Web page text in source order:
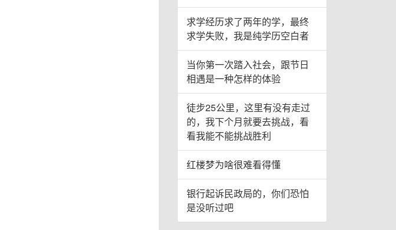
求学经历求了两年的学，最终
求学失败，我是纯学历空白者
当你第一次踏入社会，跟节日
相遇是一种怎样的体验
徒步25公里，这里有没有走过
的，我下个月就要去挑战，看
看我能不能挑战胜利
红楼梦为啥很难看得懂
银行起诉民政局的，你们恐怕
是没听过吧